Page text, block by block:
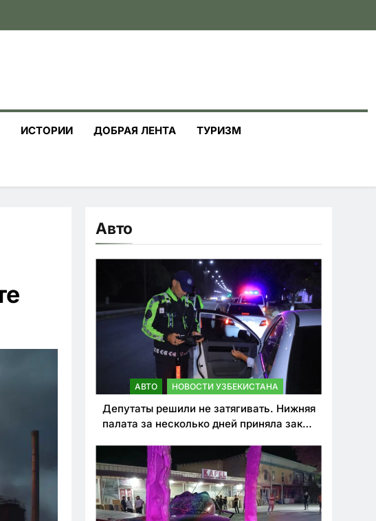
ИСТОРИИ ДОБРАЯ ЛЕНТА ТУРИЗМ
Авто
АВТО НОВОСТИ УЗБЕКИСТАНА
Депутаты решили не затягивать. Нижняя
палата за несколько дней приняла закон
нарушителей ПДД